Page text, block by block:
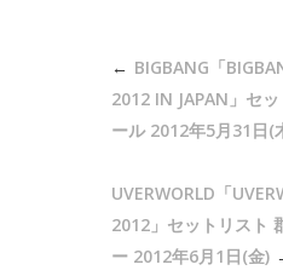
BIGBANG「
2012 IN JAPAN」セ
ール 2012年5月31日(
UVERWORLD「
2012」セットリスト
ー 2012年6月1日(金)